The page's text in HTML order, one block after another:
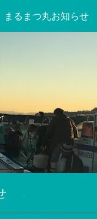
まるまつ丸お知らせ